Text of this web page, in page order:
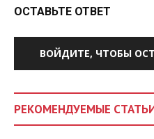
ОСТАВЬТЕ ОТВЕТ
ВОЙДИТЕ, ЧТОБЫ
РЕКОМЕНДУЕМЫЕ